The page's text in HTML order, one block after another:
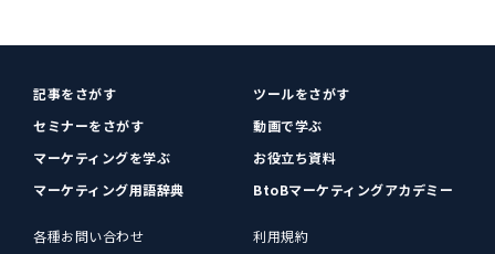
記事をさがす
ツールをさがす
セミナーをさがす
動画で学ぶ
マーケティングを学ぶ
お役立ち資料
マーケティング用語辞典
BtoBマーケティングアカデミー
各種お問い合わせ
利用規約